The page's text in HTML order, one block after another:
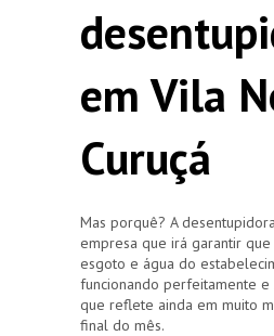
em Vila
Curuçá
Mas porquê? A
empresa que irá garantir que
esgoto e água do
funcionando perfeitamente e
que reflete ainda em muito
final do mês.